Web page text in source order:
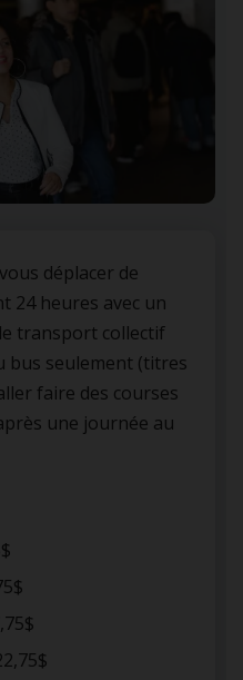
déplacer de
24 heures avec un
transport collectif
bus seulement (titres
faire des courses
une journée au